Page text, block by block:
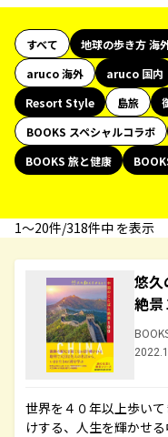
すべて 地球の歩き方 海
aruco 海外
aruco 国内
Resort Style
島旅
BOOKS スペシャルコラボ
BOOKS 旅と健康
1〜20件/318件中 を表示
悠久
絶景
世界を４０年以上歩い
けする、人生を輝かせ